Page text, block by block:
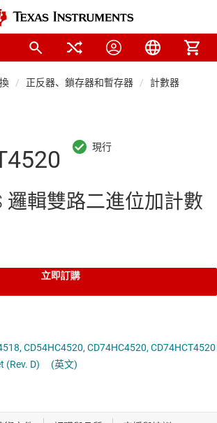
正反器、鎖存器和暫存器 計數器
邏輯雙路二進位加計數
立即訂購
CD54HC4520, CD74HC4520, CD74HCT4520
(Rev. D)
(英文)